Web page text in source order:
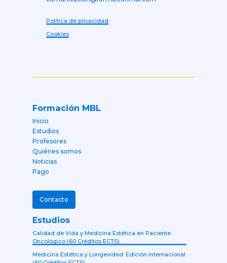
Política de privacidad
Cookies
Formación MBL
Inicio
Estudios
Profesores
Quiénes somos
Noticias
Pago
Contacto
Estudios
Calidad de Vida y Medicina Estética en Paciente
Oncológico (60 Créditos ECTS)
Medicina Estética y Longevidad. Edición Internacional